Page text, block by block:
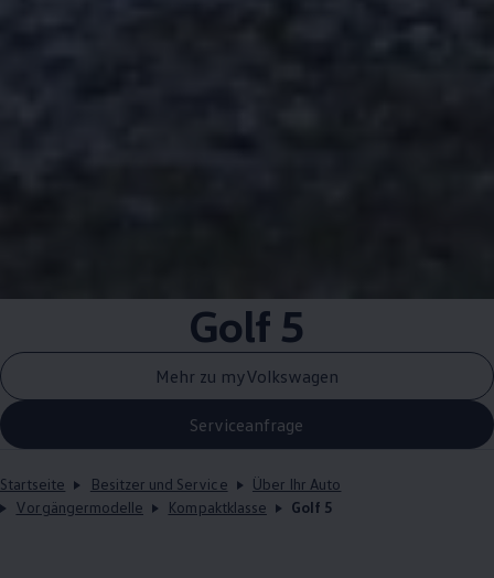
Golf 5
Mehr zu myVolkswagen
Serviceanfrage
Startseite Besitzer und Service
Über Ihr Auto
Vorgängermodelle
Kompaktklasse Golf 5